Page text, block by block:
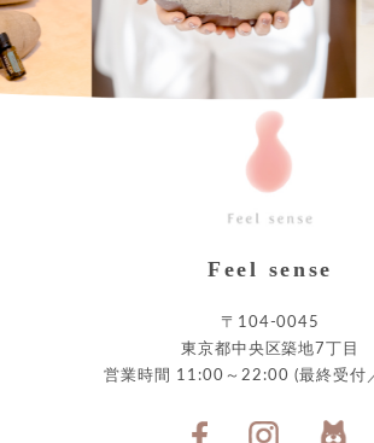
Feel sense
〒104-0045
東京都中央区築地7丁目
営業時間 11:00～22:00 (最終受付